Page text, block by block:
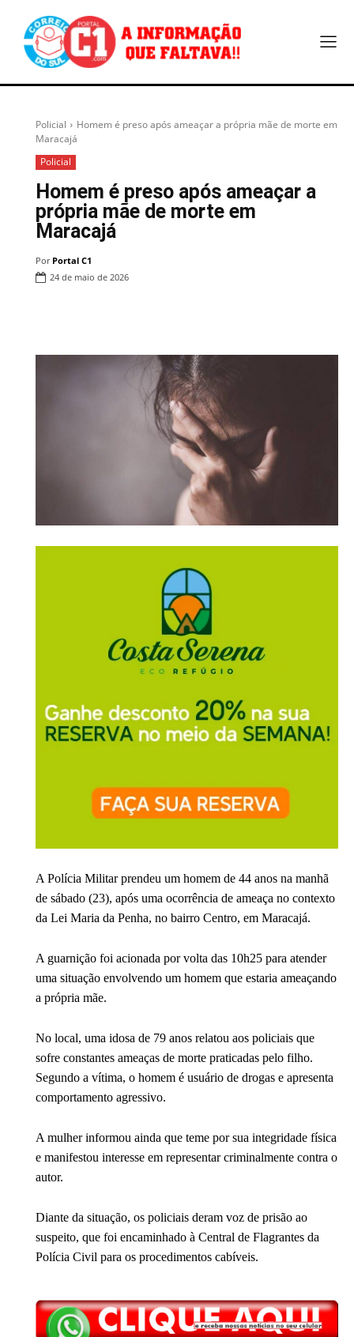
Policial
Homem é preso após ameaçar a própria mãe de morte em
Maracajá
Policial
Homem é preso após ameaçar a
própria mãe de morte em
Maracajá
Por Portal C1
24 de maio de 2026
A Polícia Militar prendeu um homem de 44 anos na manhã
de sábado (23), após uma ocorrência de ameaça no contexto
da Lei Maria da Penha, no bairro Centro, em Maracajá.
A guarnição foi acionada por volta das 10h25 para atender
uma situação envolvendo um homem que estaria ameaçando
a própria mãe.
No local, uma idosa de 79 anos relatou aos policiais que
sofre constantes ameaças de morte praticadas pelo filho.
Segundo a vítima, o homem é usuário de drogas e apresenta
comportamento agressivo.
A mulher informou ainda que teme por sua integridade física
e manifestou interesse em representar criminalmente contra o
autor.
Diante da situação, os policiais deram voz de prisão ao
suspeito, que foi encaminhado à Central de Flagrantes da
Polícia Civil para os procedimentos cabíveis.